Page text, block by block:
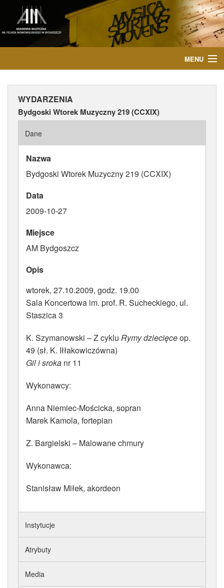
MENU
AKTUALNOŚCI
WYDARZENIA
PUBLIKACJE
ATRYBUTY
WYDARZENIA
Bydgoski Wtorek Muzyczny 219 (CCXIX)
Dane
Nazwa
Bydgoski Wtorek Muzyczny 219 (CCXIX)
Data
2009-10-27
Miejsce
AM Bydgoszcz
Opis
wtorek, 27.10.2009, godz. 19.00
Sala Koncertowa im. prof. R. Sucheckiego, ul.
Staszica 3
K. Szymanowski – Z cyklu Rymy dziecięceop.
49 (sł. K. Iłłakowiczówna)
Gil i sroka nr 11
Wykonawcy:
Anna Niemiec-Mościcka, sopran
Marek Kamola, fortepian
Z. Bargielski – Malowane chmury
Wykonawca:
Stanisław Miłek, akordeon
Instytucje
Atrybuty
Media